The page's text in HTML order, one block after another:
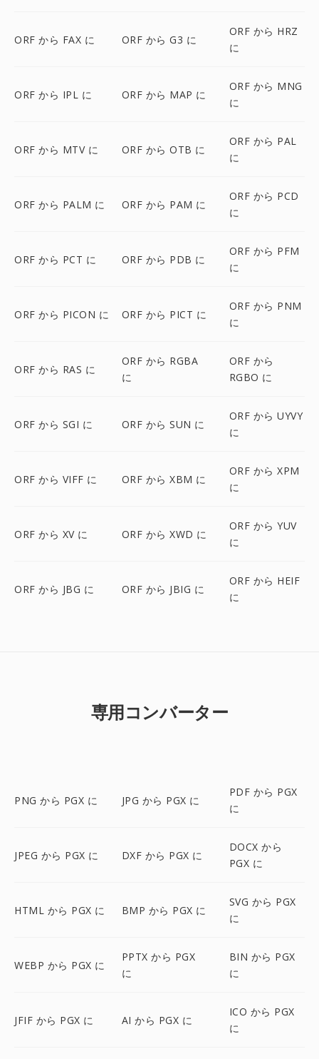
ORF から FAX に ORF から G3 に
ORF から HRZ
に
ORF から IPL に ORF から MAP に
ORF から MNG
に
ORF から MTV に ORF から OTB に
ORF から PAL
に
ORF から PALM に ORF から PAM に
ORF から PCD
に
ORF から PCT に ORF から PDB に
ORF から PFM
に
ORF から PICON に ORF から PICT に
ORF から PNM
に
ORF から RAS に
ORF から RGBA
に
ORF から
RGBO に
ORF から SGI に ORF から SUN に
ORF から UYVY
に
ORF から VIFF に ORF から XBM に
ORF から XPM
に
ORF から XV に ORF から XWD に
ORF から YUV
に
ORF から JBG に ORF から JBIG に
ORF から HEIF
に
専用コンバーター
PNG から PGX に JPG から PGX に
PDF から PGX
に
JPEG から PGX に DXF から PGX に
DOCX から
PGX に
HTML から PGX に BMP から PGX に
SVG から PGX
に
WEBP から PGX に
PPTX から PGX
に
BIN から PGX
に
JFIF から PGX に AI から PGX に
ICO から PGX
に